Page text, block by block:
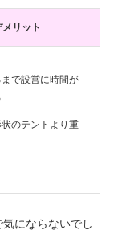
メリット
で設営に時間が
のテントより重
にならないでし